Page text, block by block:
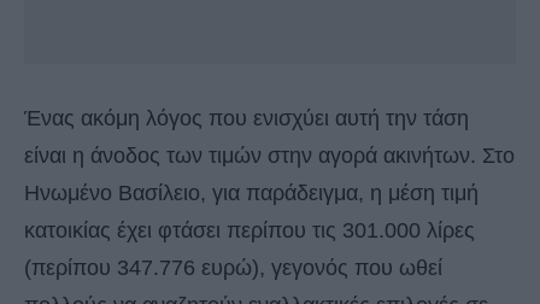
Ένας ακόμη λόγος που ενισχύει αυτή την τάση
είναι η άνοδος των τιμών στην αγορά ακινήτων. Στο
Ηνωμένο Βασίλειο, για παράδειγμα, η μέση τιμή
κατοικίας έχει φτάσει περίπου τις 301.000 λίρες
(περίπου 347.776 ευρώ), γεγονός που ωθεί